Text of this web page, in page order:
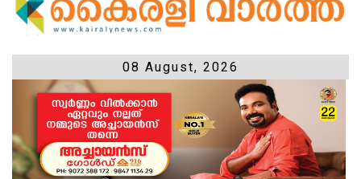
08 August, 2026